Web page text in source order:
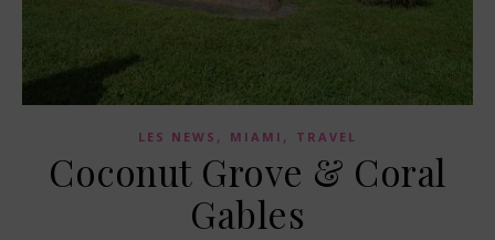
LES NEWS , MIAMI , TRAVEL
Coconut Grove & Coral
Gables